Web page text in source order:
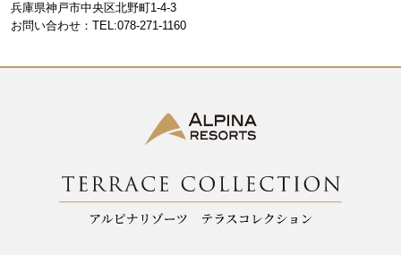
k
兵庫県神戸市中央区北野町1-4-3
お問い合わせ：TEL:078-271-1160